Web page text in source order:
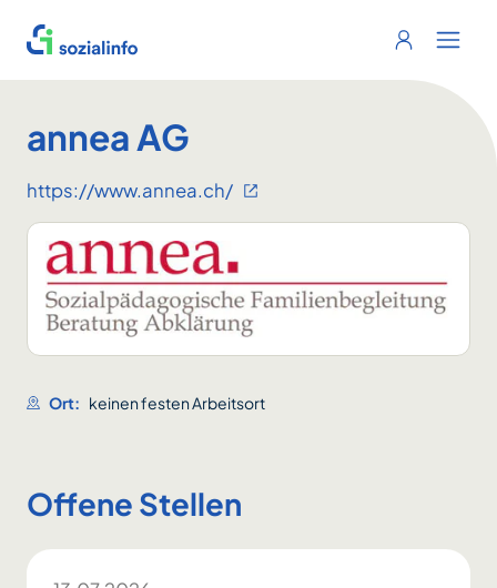
Sozialinfo
Login
annea AG
https://www.annea.ch/
Ort: keinen festen Arbeitsort
Offene Stellen